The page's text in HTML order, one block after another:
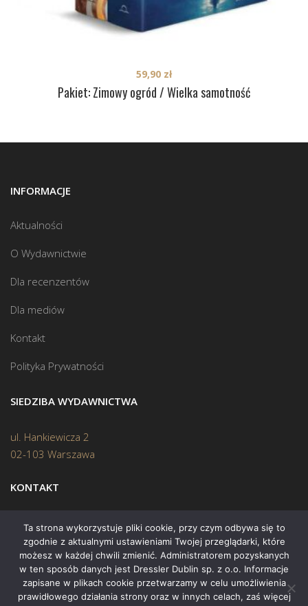
Pakiet: Zimowy ogród / Wielka samotność
59,90 zł
INFORMACJE
Aktualności
O Wydawnictwie
Dla recenzentów
Dla mediów
Kontakt
Polityka Prywatności
SIEDZIBA WYDAWNICTWA
ul. Hankiewicza 2
02-103 Warszawa
KONTAKT
Biuro:(22) 45 70 402
Mail:biuro@swiatksiazki.pl
Ta strona wykorzystuje pliki cookie, przy czym odbywa się to
zgodnie z aktualnymi ustawieniami Twojej przeglądarki, które
możesz w każdej chwili zmienić. Administratorem pozyskanych
w ten sposób danych jest Dressler Dublin sp. z o.o. Informacje
zapisane w plikach cookie przetwarzamy w celu umożliwienia
prawidłowego działania strony oraz w innych celach, zaś więcej